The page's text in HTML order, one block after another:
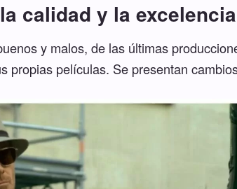
calidad y la excelencia
y malos, de las últimas
propias películas. Se presentan